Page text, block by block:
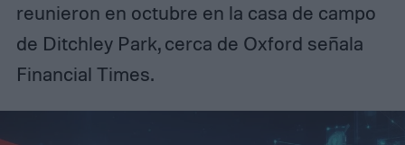
reunieron en octubre en la casa de campo
de Ditchley Park, cerca de Oxford señala
Financial Times.